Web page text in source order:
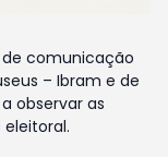
de comunicação
– Ibram e de
observar as